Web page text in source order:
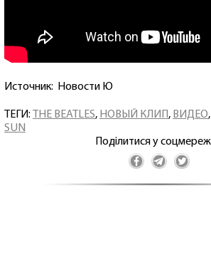
Источник: Новости Ю
ТЕГИ: THE BEATLES, НОВЫЙ КЛИП , ВИДЕО,
SUN
Поділитися у